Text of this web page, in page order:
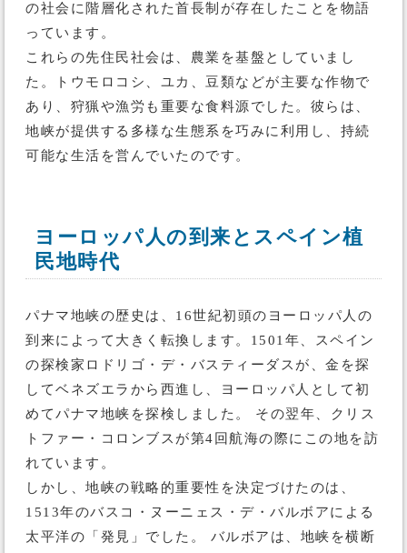
の社会に階層化された首長制が存在したことを物語
っています。
これらの先住民社会は、農業を基盤としていまし
た。トウモロコシ、ユカ、豆類などが主要な作物で
あり、狩猟や漁労も重要な食料源でした。彼らは、
地峡が提供する多様な生態系を巧みに利用し、持続
可能な生活を営んでいたのです。
ヨーロッパ人の到来とスペイン植
民地時代
パナマ地峡の歴史は、16世紀初頭のヨーロッパ人の
到来によって大きく転換します。1501年、スペイン
の探検家ロドリゴ・デ・バスティーダスが、金を探
してベネズエラから西進し、ヨーロッパ人として初
めてパナマ地峡を探検しました。 その翌年、クリス
トファー・コロンブスが第4回航海の際にこの地を訪
れています。
しかし、地峡の戦略的重要性を決定づけたのは、
1513年のバスコ・ヌーニェス・デ・バルボアによる
太平洋の「発見」でした。 バルボアは、地峡を横断